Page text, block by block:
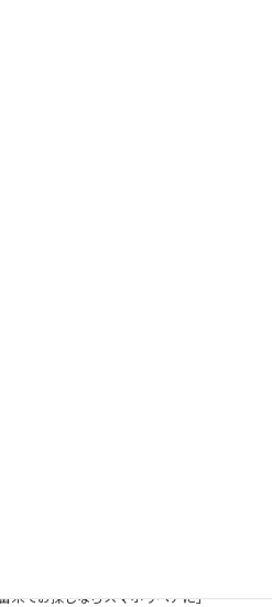
米でお探しならスマホリペアに」